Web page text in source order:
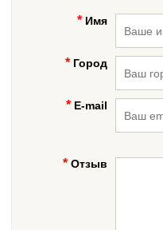
Имя
Город
E-mail
Отзыв